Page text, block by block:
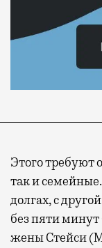
Современный
с собой не
А ожидание
не в
спокойно
Этого требуют
так и
долгах, с
без пяти
жены Стейси